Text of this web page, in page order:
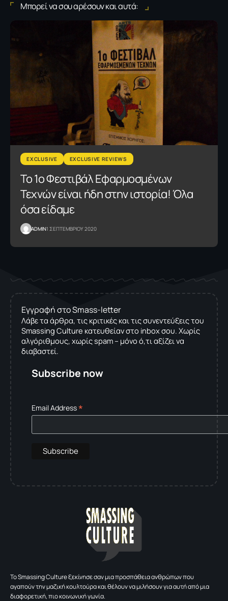
Μπορεί να σου αρέσουν και αυτά:
EXCLUSIVE EXCLUSIVE REVIEWS
Το 1ο Φεστιβάλ Εφαρμοσμένων
Τεχνών είναι ήδη στην ιστορία! Όλα
όσα είδαμε
ADMIN1 ΣΕΠΤΕΜΒΡΙΟΥ 2020
Εγγραφή στο Smass-letter
Λάβε τα άρθρα, τις κριτικές και τις συνεντεύξεις του
Smassing Culture κατευθείαν στο inbox σου. Χωρίς
αλγόριθμους, χωρίς spam – μόνο ό,τι αξίζει να
διαβαστεί.
Subscribe now
Email Address*
To Smassing Culture ξεκίνησε σαν μια προσπάθεια ανθρώπων που
αγαπούν την μαζική κουλτούρα και θέλουν να μιλήσουν για αυτή από μια
διαφορετική, πιο κοινωνική γωνία.